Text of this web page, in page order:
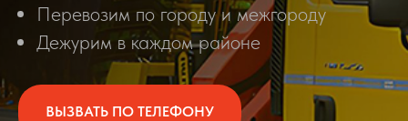
Перевозим по городу и межгороду
Дежурим в каждом районе
ВЫЗВАТЬ ПО ТЕЛЕФОНУ